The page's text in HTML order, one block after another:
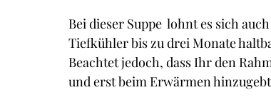
Bei dieser Suppe  lohnt es sich
Tiefkühler bis zu drei Monate
Beachtet jedoch, dass Ihr den
und erst beim Erwärmen